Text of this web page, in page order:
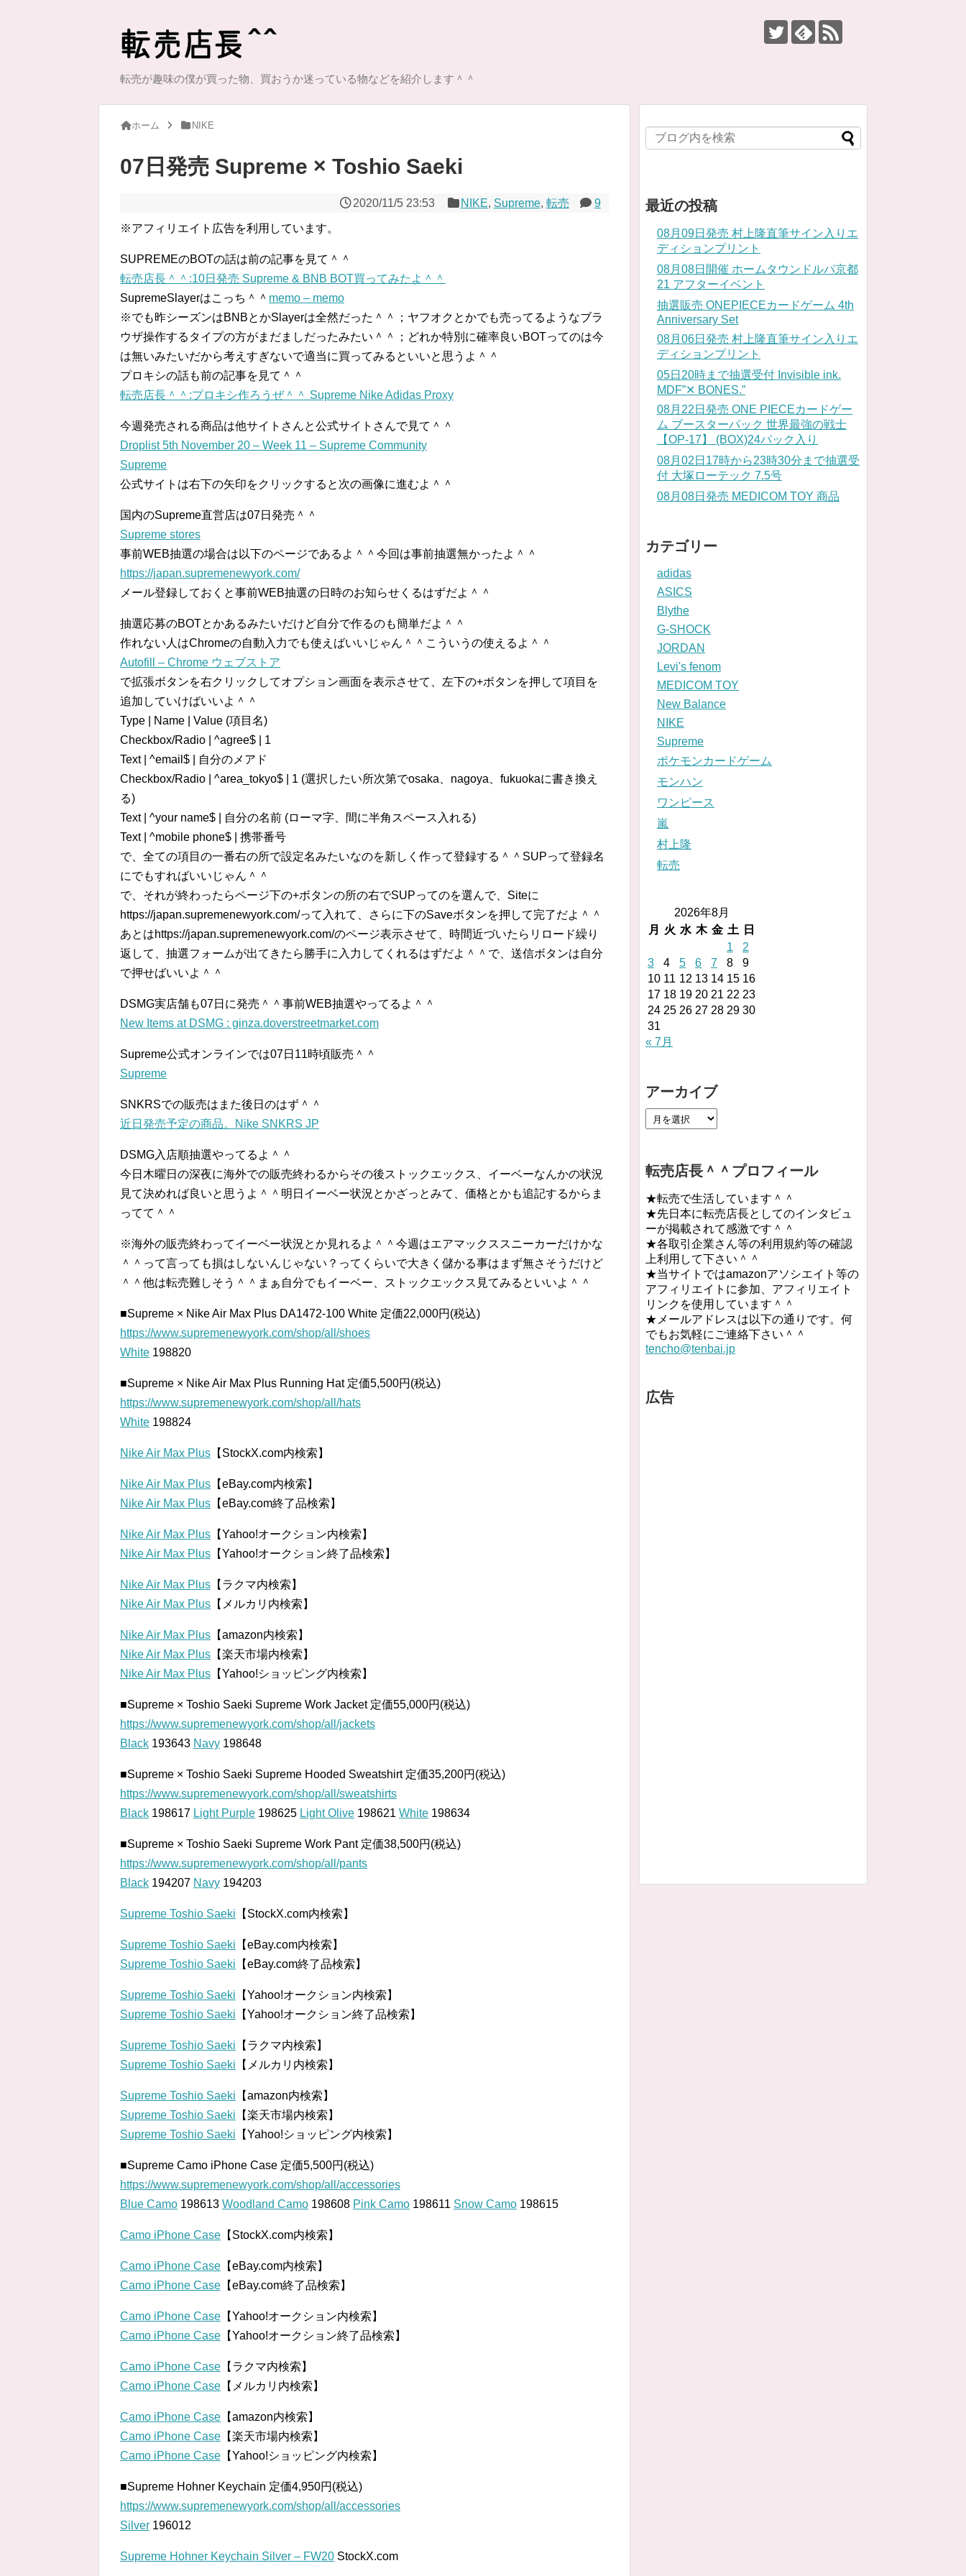
転売が趣味の僕が買った物、買おうか迷っている物などを紹介します＾＾
ホーム NIKE
07日発売 Supreme × Toshio Saeki
2020/11/5 23:53 NIKE, Supreme, 転売 9
※アフィリエイト広告を利用しています。
SUPREMEのBOTの話は前の記事を見て＾＾
転売店長＾＾:10日発売 Supreme & BNB BOT買ってみたよ＾＾
SupremeSlayerはこっち＾＾ memo – memo
※でも昨シーズンはBNBとかSlayerは全然だった＾＾；ヤフオクとかでも売ってるようなブラ
ウザ操作するタイプの方がまだましだったみたい＾＾；どれか特別に確率良いBOTってのは今
は無いみたいだから考えすぎないで適当に買ってみるといいと思うよ＾＾
プロキシの話も前の記事を見て＾＾
転売店長＾＾:プロキシ作ろうぜ＾＾ Supreme Nike Adidas Proxy
今週発売される商品は他サイトさんと公式サイトさんで見て＾＾
Droplist 5th November 20 – Week 11 – Supreme Community
Supreme
公式サイトは右下の矢印をクリックすると次の画像に進むよ＾＾
国内のSupreme直営店は07日発売＾＾
Supreme stores
事前WEB抽選の場合は以下のページであるよ＾＾今回は事前抽選無かったよ＾＾
https://japan.supremenewyork.com/
メール登録しておくと事前WEB抽選の日時のお知らせくるはずだよ＾＾
抽選応募のBOTとかあるみたいだけど自分で作るのも簡単だよ＾＾
作れない人はChromeの自動入力でも使えばいいじゃん＾＾こういうの使えるよ＾＾
Autofill – Chrome ウェブストア
で拡張ボタンを右クリックしてオプション画面を表示させて、左下の+ボタンを押して項目を
追加していけばいいよ＾＾
Type | Name | Value (項目名)
Checkbox/Radio | ^agree$ | 1
Text | ^email$ | 自分のメアド
Checkbox/Radio | ^area_tokyo$ | 1 (選択したい所次第でosaka、nagoya、fukuokaに書き換え
る)
Text | ^your name$ | 自分の名前 (ローマ字、間に半角スペース入れる)
Text | ^mobile phone$ | 携帯番号
で、全ての項目の一番右の所で設定名みたいなのを新しく作って登録する＾＾SUPって登録名
にでもすればいいじゃん＾＾
で、それが終わったらページ下の+ボタンの所の右でSUPってのを選んで、Siteに
https://japan.supremenewyork.com/って入れて、さらに下のSaveボタンを押して完了だよ＾＾
あとはhttps://japan.supremenewyork.com/のページ表示させて、時間近づいたらリロード繰り
返して、抽選フォームが出てきたら勝手に入力してくれるはずだよ＾＾で、送信ボタンは自分
で押せばいいよ＾＾
DSMG実店舗も07日に発売＾＾事前WEB抽選やってるよ＾＾
New Items at DSMG : ginza.doverstreetmarket.com
Supreme公式オンラインでは07日11時頃販売＾＾
Supreme
SNKRSでの販売はまた後日のはず＾＾
近日発売予定の商品。Nike SNKRS JP
DSMG入店順抽選やってるよ＾＾
今日木曜日の深夜に海外での販売終わるからその後ストックエックス、イーベーなんかの状況
見て決めれば良いと思うよ＾＾明日イーベー状況とかざっとみて、価格とかも追記するからま
ってて＾＾
※海外の販売終わってイーベー状況とか見れるよ＾＾今週はエアマックススニーカーだけかな
＾＾って言っても損はしないんじゃない？ってくらいで大きく儲かる事はまず無さそうだけど
＾＾他は転売難しそう＾＾まぁ自分でもイーベー、ストックエックス見てみるといいよ＾＾
■Supreme × Nike Air Max Plus DA1472-100 White 定価22,000円(税込)
https://www.supremenewyork.com/shop/all/shoes
White 198820
■Supreme × Nike Air Max Plus Running Hat 定価5,500円(税込)
https://www.supremenewyork.com/shop/all/hats
White 198824
Nike Air Max Plus 【StockX.com内検索】
Nike Air Max Plus 【eBay.com内検索】
Nike Air Max Plus 【eBay.com終了品検索】
Nike Air Max Plus 【Yahoo!オークション内検索】
Nike Air Max Plus 【Yahoo!オークション終了品検索】
Nike Air Max Plus 【ラクマ内検索】
Nike Air Max Plus 【メルカリ内検索】
Nike Air Max Plus 【amazon内検索】
Nike Air Max Plus 【楽天市場内検索】
Nike Air Max Plus 【Yahoo!ショッピング内検索】
■Supreme × Toshio Saeki Supreme Work Jacket 定価55,000円(税込)
https://www.supremenewyork.com/shop/all/jackets
Black 193643 Navy 198648
■Supreme × Toshio Saeki Supreme Hooded Sweatshirt 定価35,200円(税込)
https://www.supremenewyork.com/shop/all/sweatshirts
Black 198617 Light Purple 198625 Light Olive 198621 White 198634
■Supreme × Toshio Saeki Supreme Work Pant 定価38,500円(税込)
https://www.supremenewyork.com/shop/all/pants
Black 194207 Navy 194203
Supreme Toshio Saeki 【StockX.com内検索】
Supreme Toshio Saeki 【eBay.com内検索】
Supreme Toshio Saeki 【eBay.com終了品検索】
Supreme Toshio Saeki 【Yahoo!オークション内検索】
Supreme Toshio Saeki 【Yahoo!オークション終了品検索】
Supreme Toshio Saeki 【ラクマ内検索】
Supreme Toshio Saeki 【メルカリ内検索】
Supreme Toshio Saeki 【amazon内検索】
Supreme Toshio Saeki 【楽天市場内検索】
Supreme Toshio Saeki 【Yahoo!ショッピング内検索】
■Supreme Camo iPhone Case 定価5,500円(税込)
https://www.supremenewyork.com/shop/all/accessories
Blue Camo 198613 Woodland Camo 198608 Pink Camo 198611 Snow Camo 198615
Camo iPhone Case 【StockX.com内検索】
Camo iPhone Case 【eBay.com内検索】
Camo iPhone Case 【eBay.com終了品検索】
Camo iPhone Case 【Yahoo!オークション内検索】
Camo iPhone Case 【Yahoo!オークション終了品検索】
Camo iPhone Case 【ラクマ内検索】
Camo iPhone Case 【メルカリ内検索】
Camo iPhone Case 【amazon内検索】
Camo iPhone Case 【楽天市場内検索】
Camo iPhone Case 【Yahoo!ショッピング内検索】
■Supreme Hohner Keychain 定価4,950円(税込)
https://www.supremenewyork.com/shop/all/accessories
Silver 196012
Supreme Hohner Keychain Silver – FW20 StockX.com
最近の投稿
08月09日発売 村上隆直筆サイン入りエ
ディションプリント
08月08日開催 ホームタウンドルパ京都
21 アフターイベント
抽選販売 ONEPIECEカードゲーム 4th
Anniversary Set
08月06日発売 村上隆直筆サイン入りエ
ディションプリント
05日20時まで抽選受付 Invisible ink.
MDF”✕ BONES.”
08月22日発売 ONE PIECEカードゲー
ム ブースターパック 世界最強の戦士
【OP-17】 (BOX)24パック入り
08月02日17時から23時30分まで抽選受
付 大塚ローテック 7.5号
08月08日発売 MEDICOM TOY 商品
カテゴリー
adidas
ASICS
Blythe
G-SHOCK
JORDAN
Levi's fenom
MEDICOM TOY
New Balance
NIKE
Supreme
ポケモンカードゲーム
モンハン
ワンピース
嵐
村上隆
転売
2026年8月
月
火 水 木 金 土
日
1
2
3
4 5 6 7 8
9
10 11 12 13 14 15 16
17 18 19 20 21 22 23
24 25 26 27 28 29 30
31
« 7月
アーカイブ
転売店長＾＾プロフィール
★転売で生活しています＾＾
★先日本に転売店長としてのインタビュ
ーが掲載されて感激です＾＾
★各取引企業さん等の利用規約等の確認
上利用して下さい＾＾
★当サイトではamazonアソシエイト等の
アフィリエイトに参加、アフィリエイト
リンクを使用しています＾＾
★メールアドレスは以下の通りです。何
でもお気軽にご連絡下さい＾＾
tencho@tenbai.jp
広告